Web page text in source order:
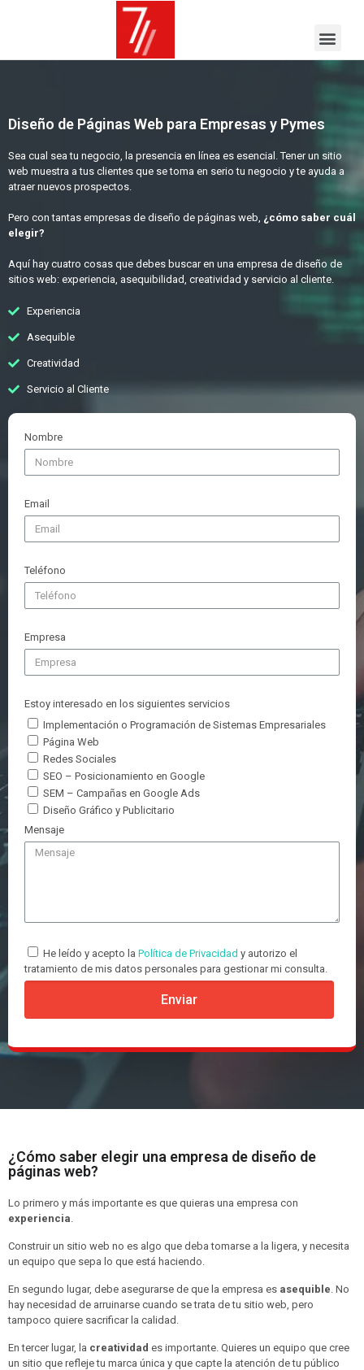
Diseño de Páginas Web para Empresas y Pymes
Sea cual sea tu negocio, la presencia en línea es esencial. Tener un sitio
web muestra a tus clientes que se toma en serio tu negocio y te ayuda a
atraer nuevos prospectos.
Pero con tantas empresas de diseño de páginas web, ¿cómo saber cuál
elegir?
Aquí hay cuatro cosas que debes buscar en una empresa de diseño de
sitios web: experiencia, asequibilidad, creatividad y servicio al cliente.
Experiencia
Asequible
Creatividad
Servicio al Cliente
Nombre
Email
Teléfono
Empresa
Estoy interesado en los siguientes servicios
Implementación o Programación de Sistemas Empresariales
Página Web
Redes Sociales
SEO – Posicionamiento en Google
SEM – Campañas en Google Ads
Diseño Gráfico y Publicitario
Mensaje
He leído y acepto la Política de Privacidad y autorizo el
tratamiento de mis datos personales para gestionar mi consulta.
Enviar
¿Cómo saber elegir una empresa de diseño de
páginas web?
Lo primero y más importante es que quieras una empresa con
experiencia.
Construir un sitio web no es algo que deba tomarse a la ligera, y necesita
un equipo que sepa lo que está haciendo.
En segundo lugar, debe asegurarse de que la empresa es asequible. No
hay necesidad de arruinarse cuando se trata de tu sitio web, pero
tampoco quiere sacrificar la calidad.
En tercer lugar, la creatividad es importante. Quieres un equipo que cree
un sitio que refleje tu marca única y que capte la atención de tu público